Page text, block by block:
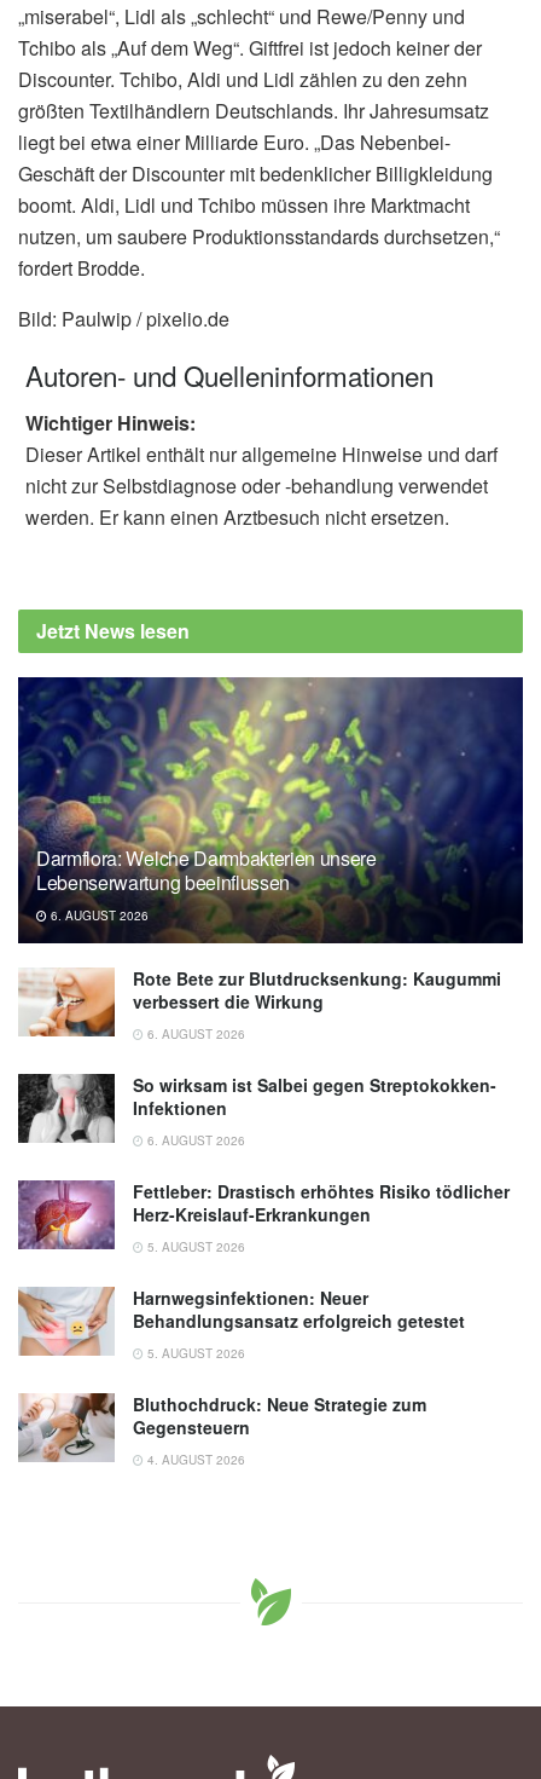
„miserabel“, Lidl als „schlecht“ und Rewe/Penny und
Tchibo als „Auf dem Weg“. Giftfrei ist jedoch keiner der
Discounter. Tchibo, Aldi und Lidl zählen zu den zehn
größten Textilhändlern Deutschlands. Ihr Jahresumsatz
liegt bei etwa einer Milliarde Euro. „Das Nebenbei-
Geschäft der Discounter mit bedenklicher Billigkleidung
boomt. Aldi, Lidl und Tchibo müssen ihre Marktmacht
nutzen, um saubere Produktionsstandards durchsetzen,“
fordert Brodde.
Bild: Paulwip / pixelio.de
Autoren- und Quelleninformationen
Wichtiger Hinweis:
Dieser Artikel enthält nur allgemeine Hinweise und darf
nicht zur Selbstdiagnose oder -behandlung verwendet
werden. Er kann einen Arztbesuch nicht ersetzen.
Jetzt News lesen
Darmflora: Welche Darmbakterien unsere
Lebenserwartung beeinflussen
6. AUGUST 2026
Rote Bete zur Blutdrucksenkung: Kaugummi
verbessert die Wirkung
6. AUGUST 2026
So wirksam ist Salbei gegen Streptokokken-
Infektionen
6. AUGUST 2026
Fettleber: Drastisch erhöhtes Risiko tödlicher
Herz-Kreislauf-Erkrankungen
5. AUGUST 2026
Harnwegsinfektionen: Neuer
Behandlungsansatz erfolgreich getestet
5. AUGUST 2026
Bluthochdruck: Neue Strategie zum
Gegensteuern
4. AUGUST 2026